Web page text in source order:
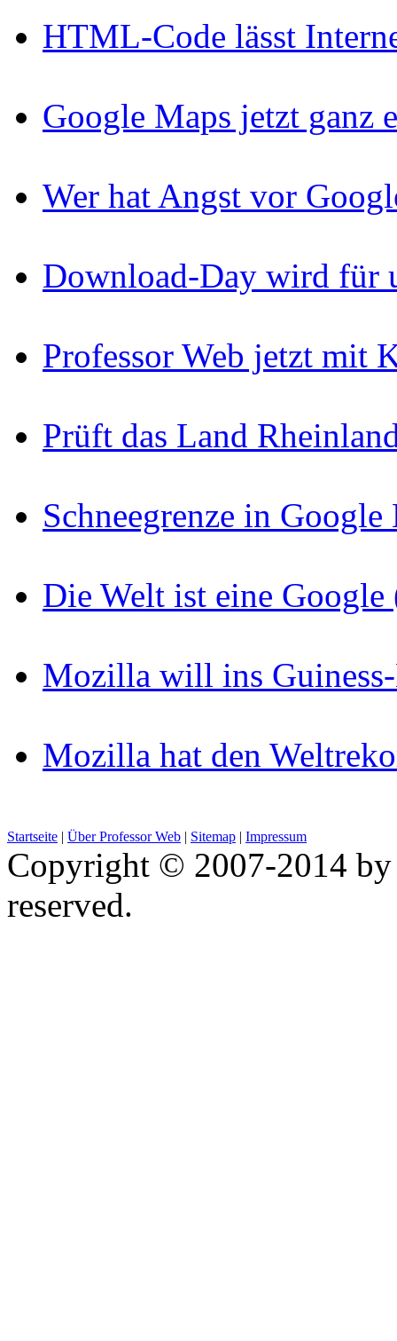
HTML-Code lässt
Google Maps jetzt ganz
Wer hat Angst vor
Download-Day wird für
Professor Web jetzt mit
Prüft das Land
Schneegrenze in Google
Die Welt ist eine
Mozilla will ins
Mozilla hat den
Startseite | Über Professor Web | Sitemap | Impressum
Copyright © 2007-2014
reserved.